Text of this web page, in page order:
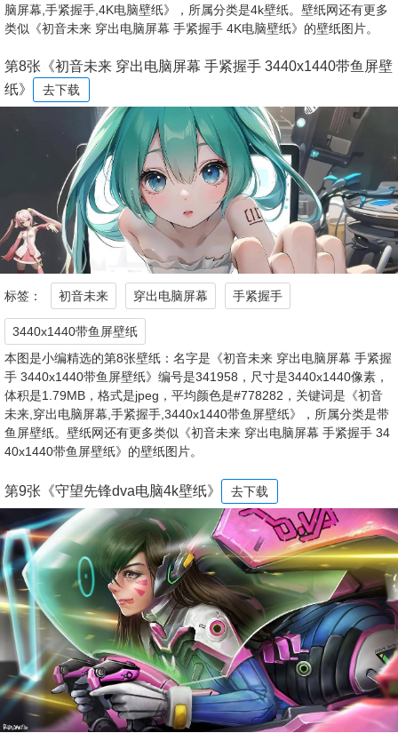
脑屏幕,手紧握手,4K电脑壁纸》，所属分类是4k壁纸。壁纸网还有更多
类似《初音未来 穿出电脑屏幕 手紧握手 4K电脑壁纸》的壁纸图片。
第8张《初音未来 穿出电脑屏幕 手紧握手 3440x1440带鱼屏壁
纸》
去下载
标签： 初音未来 穿出电脑屏幕 手紧握手
3440x1440带鱼屏壁纸
本图是小编精选的第8张壁纸：名字是《初音未来 穿出电脑屏幕 手紧握
手 3440x1440带鱼屏壁纸》编号是341958，尺寸是3440x1440像素，
体积是1.79MB，格式是jpeg，平均颜色是#778282，关键词是《初音
未来,穿出电脑屏幕,手紧握手,3440x1440带鱼屏壁纸》，所属分类是带
鱼屏壁纸。壁纸网还有更多类似《初音未来 穿出电脑屏幕 手紧握手 34
40x1440带鱼屏壁纸》的壁纸图片。
第9张《守望先锋dva电脑4k壁纸》 去下载